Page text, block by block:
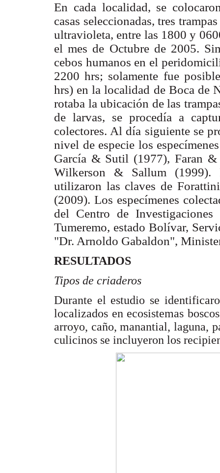
En cada localidad, se
casas seleccionadas, tres
ultravioleta, entre las 1800 y
el mes de Octubre de 2005.
cebos humanos en el
2200 hrs; solamente fue
hrs) en la localidad de Boca de
rotaba la ubicación de las
de larvas, se procedía a
colectores. Al día siguiente se
nivel de especie los
García & Sutil (1977), Faran
Wilkerson & Sallum
utilizaron las claves de
(2009). Los especímenes
del Centro de
Tumeremo, estado Bolívar,
"Dr. Arnoldo Gabaldon",
RESULTADOS
Tipos de criaderos
Durante el estudio se
localizados en ecosistemas
arroyo, caño, manantial, laguna,
culicinos se incluyeron los